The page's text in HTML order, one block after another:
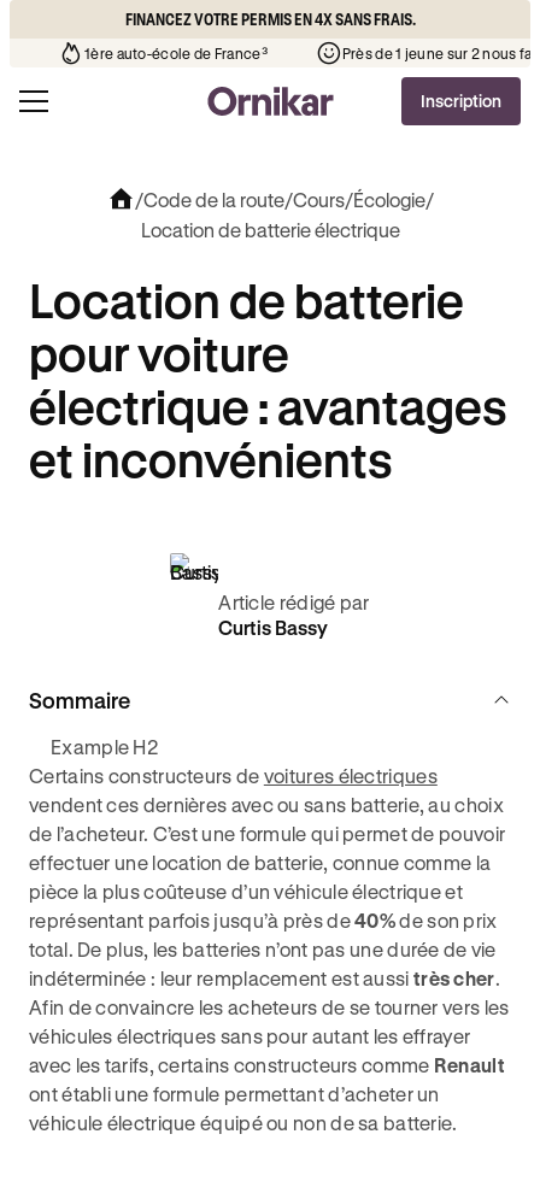
FINANCEZ VOTRE PERMIS EN 4X SANS FRAIS.
école de votre quartier¹ 1ère auto-école de France³
Inscription
/Code de la route/Cours/Écologie/
Location de batterie électrique
Location de batterie
pour voiture
électrique : avantages
et inconvénients
Article rédigé par
Curtis Bassy
Sommaire
Example H2
Certains constructeurs de voitures électriques
vendent ces dernières avec ou sans batterie, au choix
de l’acheteur. C’est une formule qui permet de pouvoir
effectuer une location de batterie, connue comme la
pièce la plus coûteuse d’un véhicule électrique et
représentant parfois jusqu’à près de40%de son prix
total. De plus, les batteries n’ont pas une durée de vie
indéterminée : leur remplacement est aussi très cher.
Afin de convaincre les acheteurs de se tourner vers les
véhicules électriques sans pour autant les effrayer
avec les tarifs, certains constructeurs comme Renault
ont établi une formule permettant d’acheter un
véhicule électrique équipé ou non de sa batterie.